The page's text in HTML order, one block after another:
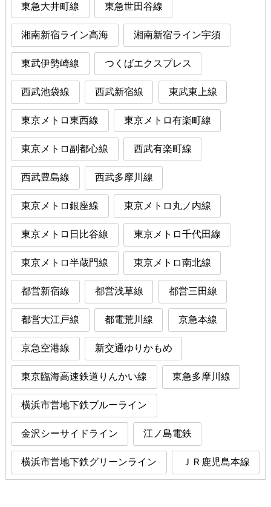
東急大井町線 東急世田谷線
湘南新宿ライン高海 湘南新宿ライン宇須
東武伊勢崎線 つくばエクスプレス
西武池袋線 西武新宿線 東武東上線
東京メトロ東西線 東京メトロ有楽町線
東京メトロ副都心線 西武有楽町線
西武豊島線 西武多摩川線
東京メトロ銀座線 東京メトロ丸ノ内線
東京メトロ日比谷線 東京メトロ千代田線
東京メトロ半蔵門線 東京メトロ南北線
都営新宿線 都営浅草線 都営三田線
都営大江戸線 都電荒川線 京急本線
京急空港線 新交通ゆりかもめ
東京臨海高速鉄道りんかい線 東急多摩川線
横浜市営地下鉄ブルーライン
金沢シーサイドライン 江ノ島電鉄
横浜市営地下鉄グリーンライン ＪＲ鹿児島本線